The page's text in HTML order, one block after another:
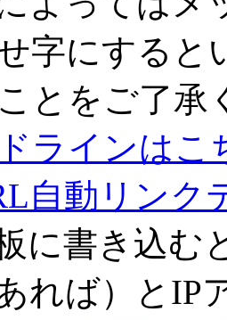
字にすると
とをご了承
ラインはこ
自動リンク
に書き込む
れば）とIP